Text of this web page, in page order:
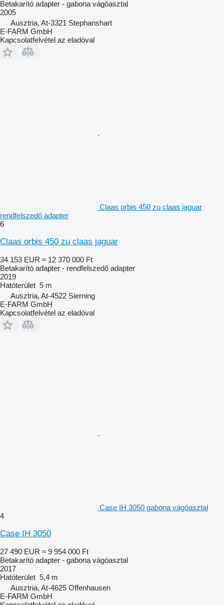
Betakarító adapter - gabona vágóasztal
2005
Ausztria, At-3321 Stephanshart
E-FARM GmbH
Kapcsolatfelvétel az eladóval
Claas orbis 450 zu claas jaguar
rendfelszedő adapter
6
Claas orbis 450 zu claas jaguar
34 153 EUR ≈ 12 370 000 Ft
Betakarító adapter - rendfelszedő adapter
2019
Hatóterület 5 m
Ausztria, At-4522 Sierning
E-FARM GmbH
Kapcsolatfelvétel az eladóval
Case IH 3050 gabona vágóasztal
4
Case IH 3050
27 490 EUR ≈ 9 954 000 Ft
Betakarító adapter - gabona vágóasztal
2017
Hatóterület 5,4 m
Ausztria, At-4625 Offenhausen
E-FARM GmbH